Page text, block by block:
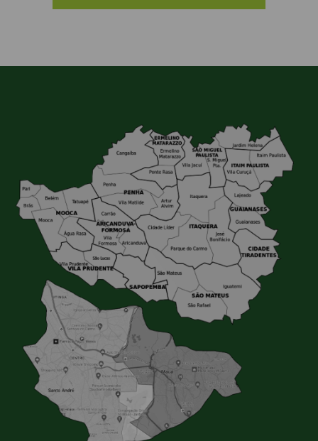
para alugar na Zona Leste, cada uma com
concreto, madeiras, telhas, entre outros.
Caçamba de recicláveis:Específica para o
descarte de materiais recicláveis, como papel,
plástico, vidro e metal.
Caçamba verde: Destinada ao descarte de podas
de árvores e outros resíduos verdes.
Tamanho das caçambas
As caçambas da Lock Caçambas na Zona Leste são
oferecidas em diversos tamanhos, para atender às
diferentes demandas de descarte.
3m³: Ideal para pequenas reformas.
5m³:Tamanho padrão, adequado para reformas
de médio porte e descartes de podas de árvores.